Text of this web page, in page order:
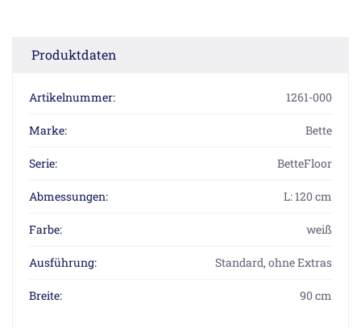
Produktdaten
Artikelnummer: 1261-000
Marke: Bette
Serie: BetteFloor
Abmessungen: L: 120 cm
Farbe: weiß
Ausführung: Standard, ohne Extras
Breite: 90 cm